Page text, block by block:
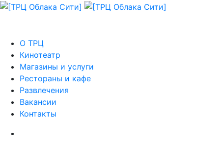
О ТРЦ
Кинотеатр
Магазины и услуги
Рестораны и кафе
Развлечения
Вакансии
Контакты